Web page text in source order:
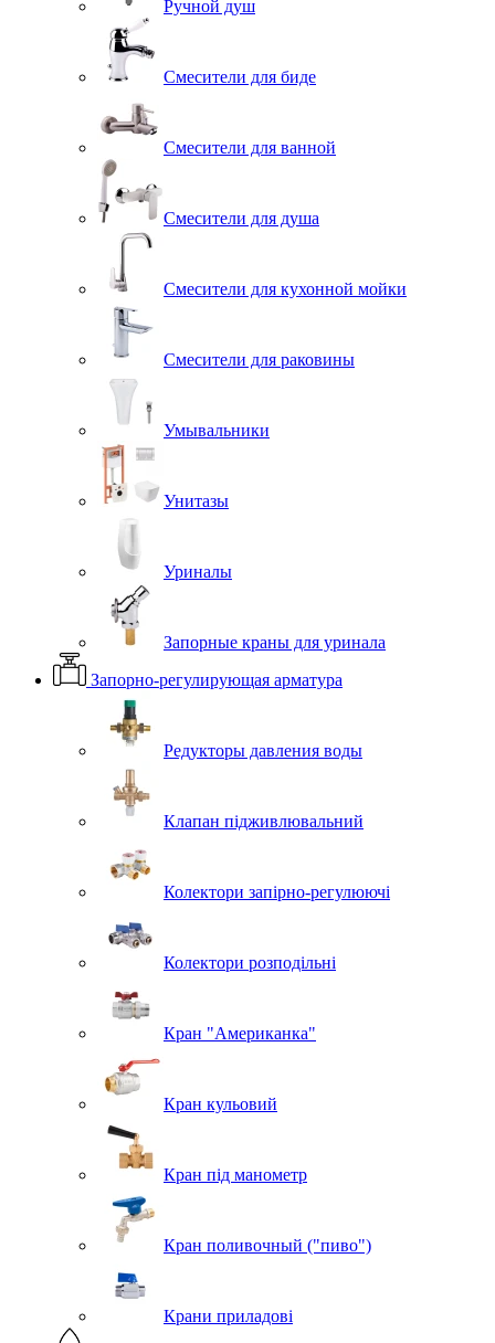
Ручной душ
Смесители для биде
Смесители для ванной
Смесители для душа
Смесители для кухонной мойки
Смесители для раковины
Умывальники
Унитазы
Уриналы
Запорные краны для уринала
Запорно-регулирующая арматура
Редукторы давления воды
Клапан підживлювальний
Колектори запірно-регулюючі
Колектори розподільні
Кран "Американка"
Кран кульовий
Кран під манометр
Кран поливочный ("пиво")
Крани приладові